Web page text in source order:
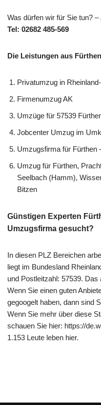
Was dürfen wir für Sie tun?
Tel: 02682 485-569
Die Leistungen aus
Privatumzug in
Firmenumzug AK
Umzüge für 57539
Jobcenter Umzug im
Umzugsfirma für Fürthen
Umzug für Fürthen,
Seelbach (Hamm),
Bitzen
Günstigen Experten
Umzugsfirma gesucht?
In diesen PLZ Bereichen
liegt im Bundesland
und Postleitzahl: 57539.
Wenn Sie einen guten
gegoogelt haben, dann sind
Wenn Sie mehr über diese
schauen Sie hier: https://
1.153 Leute leben hier.